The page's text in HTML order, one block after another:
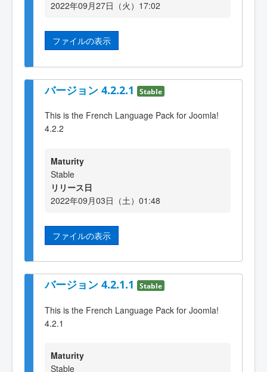
2022年09月27日（火）17:02
ファイルの表示
バージョン 4.2.2.1 Stable
This is the French Language Pack for Joomla!
4.2.2
Maturity
Stable
リリース日
2022年09月03日（土）01:48
ファイルの表示
バージョン 4.2.1.1 Stable
This is the French Language Pack for Joomla!
4.2.1
Maturity
Stable